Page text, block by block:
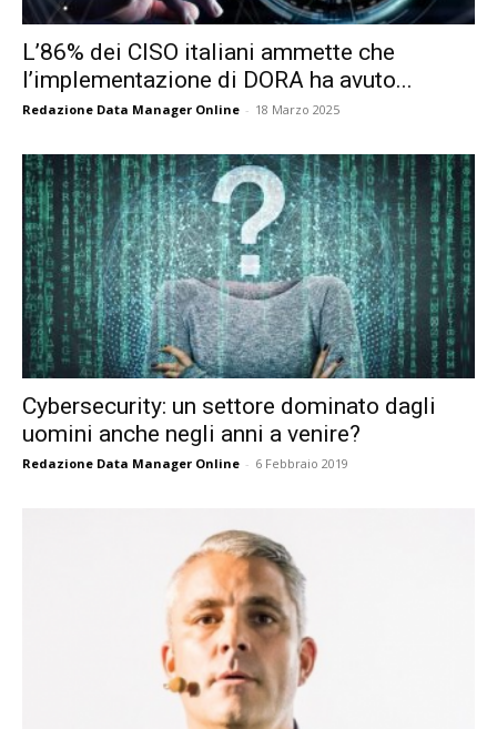
L’86% dei CISO italiani ammette che
l’implementazione di DORA ha avuto...
Redazione Data Manager Online - 18 Marzo 2025
Cybersecurity: un settore dominato dagli
uomini anche negli anni a venire?
Redazione Data Manager Online - 6 Febbraio 2019